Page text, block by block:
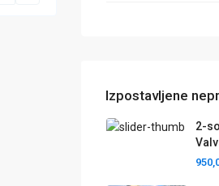
Izpostavljene
2-